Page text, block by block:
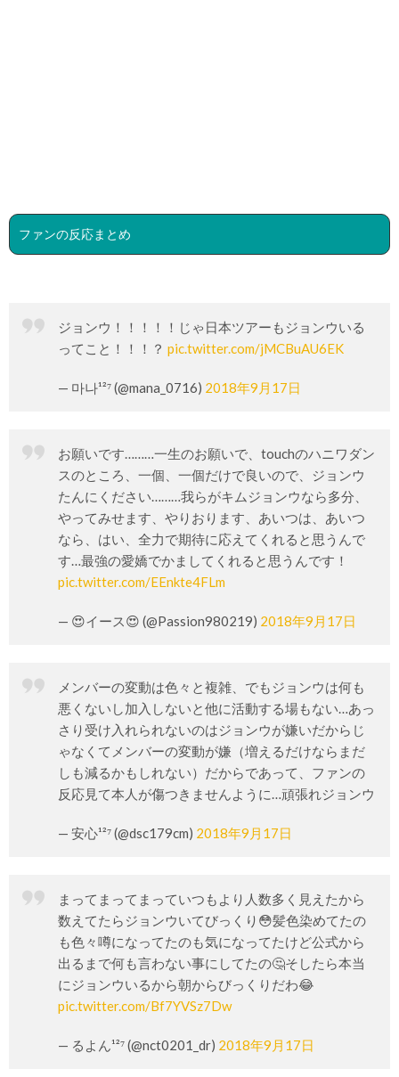
ファンの反応まとめ
ジョンウ！！！！！じゃ日本ツアーもジョンウいる
ってこと！！！？ pic.twitter.com/jMCBuAU6EK
— 마나¹²⁷ (@mana_0716) 2018年9月17日
お願いです………一生のお願いで、touchのハニワダン
スのところ、一個、一個だけで良いので、ジョンウ
たんにください………我らがキムジョンウなら多分、
やってみせます、やりおります、あいつは、あいつ
なら、はい、全力で期待に応えてくれると思うんで
す…最強の愛嬌でかましてくれると思うんです！
pic.twitter.com/EEnkte4FLm
— 😍イース😍 (@Passion980219) 2018年9月17日
メンバーの変動は色々と複雑、でもジョンウは何も
悪くないし加入しないと他に活動する場もない…あっ
さり受け入れられないのはジョンウが嫌いだからじ
ゃなくてメンバーの変動が嫌（増えるだけならまだ
しも減るかもしれない）だからであって、ファンの
反応見て本人が傷つきませんように…頑張れジョンウ
— 安心¹²⁷ (@dsc179cm) 2018年9月17日
まってまってまっていつもより人数多く見えたから
数えてたらジョンウいてびっくり😳髪色染めてたの
も色々噂になってたのも気になってたけど公式から
出るまで何も言わない事にしてたの🤔そしたら本当
にジョンウいるから朝からびっくりだわ😂
pic.twitter.com/Bf7YVSz7Dw
— るよん¹²⁷ (@nct0201_dr) 2018年9月17日